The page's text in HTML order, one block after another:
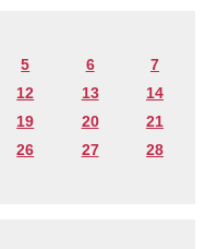
5 6
7
12 13
14
19 20
21
26 27
28